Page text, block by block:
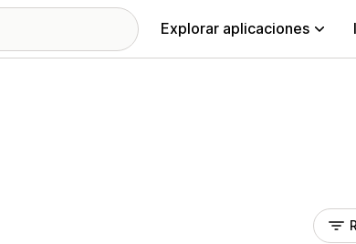
Explorar aplicaciones